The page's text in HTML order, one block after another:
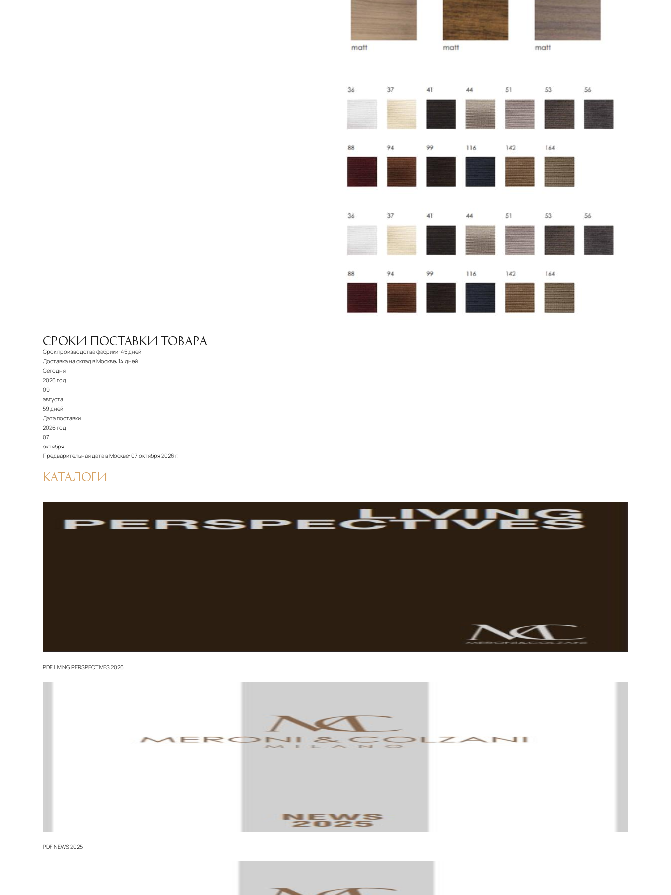
СРОКИ ПОСТАВКИ ТОВАРА
Срок производства фабрики: 45 дней
Доставка на склад в Москве: 14 дней
Сегодня
2026 год
09
августа
59 дней
Дата поставки
2026 год
07
октября
Предварительная дата в Москве:07 октября 2026 г.
КАТАЛОГИ
PDFLIVING PERSPECTIVES 2026
PDFNEWS 2025